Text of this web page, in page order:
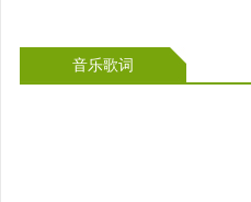
音乐歌词